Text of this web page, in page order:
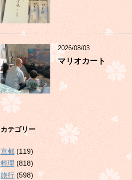
2026/08/03
マリオカート
カテゴリー
京都 (119)
料理 (818)
旅行 (598)